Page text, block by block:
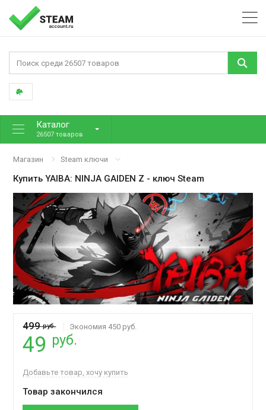
Каталог
26507 товаров
Магазин Steam ключи
КупитьYAIBA: NINJA GAIDEN Z - ключ Steam
499руб. Экономия 450 руб.
49 руб.
Добавьте товар, хочу купить
Товар закончился